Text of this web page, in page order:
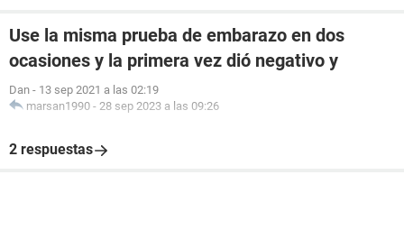
Use la misma prueba de embarazo en dos
ocasiones y la primera vez dió negativo y
Dan - 13 sep 2021 a las 02:19
marsan1990 - 28 sep 2023 a las 09:26
2 respuestas